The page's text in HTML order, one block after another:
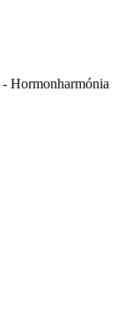
Hormonharmónia